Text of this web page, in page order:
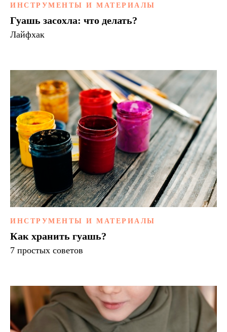
ИНСТРУМЕНТЫ И МАТЕРИАЛЫ
Гуашь засохла: что делать?
Лайфхак
ИНСТРУМЕНТЫ И МАТЕРИАЛЫ
Как хранить гуашь?
7 простых советов